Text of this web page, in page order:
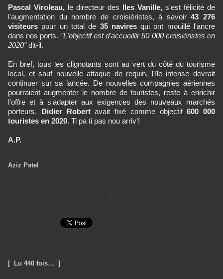
Pascal Viroleau, le directeur des Iles Vanille, s'est félicité de
l'augmentation du nombre de croisiéristes, à savoir43 276
visiteurs pour un total de 35 naviresqui ont mouillé l'ancre
dans nos ports. "L'objectif est d'accueillir 50 000 croisiéristes en
2020"dit-il.
En bref, tous les clignotants sont au vert du côté du tourisme
local, et sauf nouvelle attaque de requin, l'île intense devrait
continuer sur sa lancée. De nouvelles compagnies aériennes
pourraient augmenter le nombre de touristes, reste à enrichir
l'offre et à s'adapter aux exigences des nouveaux marchés
porteurs. Didier Robertavait fixé comme objectif600 000
touristes en 2020. Ti pa ti pas nou arriv'!
A.P.
Aziz Patel
[ Lu 440 fois… ]